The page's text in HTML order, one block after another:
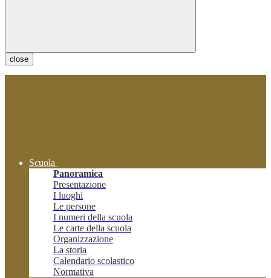
close
Scuola
Panoramica
Presentazione
I luoghi
Le persone
I numeri della scuola
Le carte della scuola
Organizzazione
La storia
Calendario scolastico
Normativa